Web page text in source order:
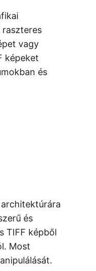
raszteres
vagy
képeket
és
architektúrára
és
TIFF képből
Most